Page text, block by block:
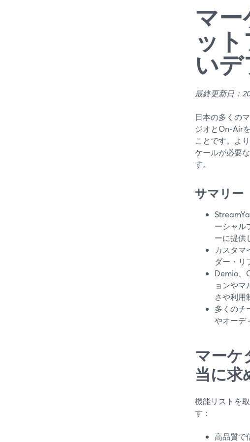
マ
ッ
い
最終更新日：
日本の多くの
ジオとOn‑Air
ことです。よ
ケールが必要
す。
サマリー
ーシャル
ーに提供
カスタマ
ダー・リ
Demio、
ョンや
さや利用
多くのチ
やオーデ
マーケ
当に求
機能リストを
す：
高品質で